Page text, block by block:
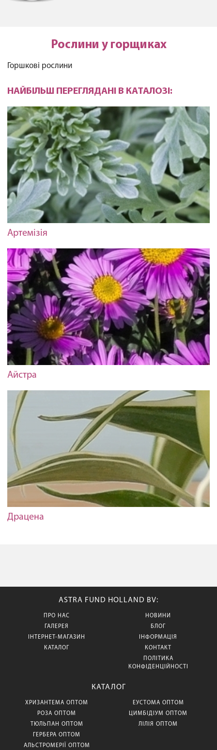
Рослини у горщиках
Горшкові рослини
НАЙБІЛЬШ ПЕРЕГЛЯДАНІ В КАТАЛОЗІ:
Артемізія
Айстра
Драцена
ASTRA FUND HOLLAND BV:
ПРО НАС
ГАЛЕРЕЯ
ІНТЕРНЕТ-МАГАЗИН
КАТАЛОГ
НОВИНИ
БЛОГ
ІНФОРМАЦІЯ
КОНТАКТ
ПОЛІТИКА
КОНФІДЕНЦІЙНОСТІ
КАТАЛОГ
ХРИЗАНТЕМА ОПТОМ
РОЗА ОПТОМ
ТЮЛЬПАН ОПТОМ
ГЕРБЕРА ОПТОМ
АЛЬСТРОМЕРІЇ ОПТОМ
ЕУСТОМА ОПТОМ
ЦИМБІДІУМ ОПТОМ
ЛІЛІЯ ОПТОМ